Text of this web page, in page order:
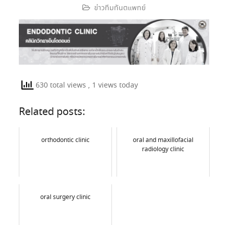
ข่าวทีมทันตแพทย์
630 total views , 1 views today
Related posts:
orthodontic clinic
oral and maxillofacial
radiology clinic
oral surgery clinic